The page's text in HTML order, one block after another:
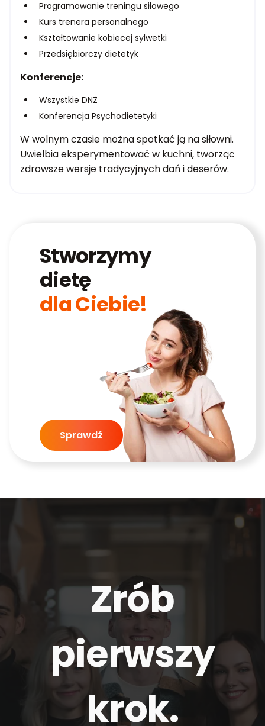
Programowanie treningu siłowego
Kurs trenera personalnego
Kształtowanie kobiecej sylwetki
Przedsiębiorczy dietetyk
Konferencje:
Wszystkie DNŻ
Konferencja Psychodietetyki
W wolnym czasie można spotkać ją na siłowni.
Uwielbia eksperymentować w kuchni, tworząc
zdrowsze wersje tradycyjnych dań i deserów.
Stworzymy
dietę
dla Ciebie!
Sprawdź
Zrób
pierwszy
krok.